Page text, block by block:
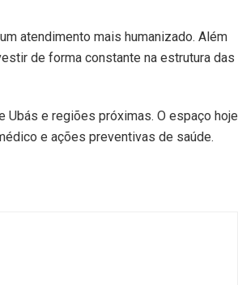
atendimento mais humanizado. Além
de forma constante na estrutura das
e regiões próximas. O espaço hoje
e ações preventivas de saúde.